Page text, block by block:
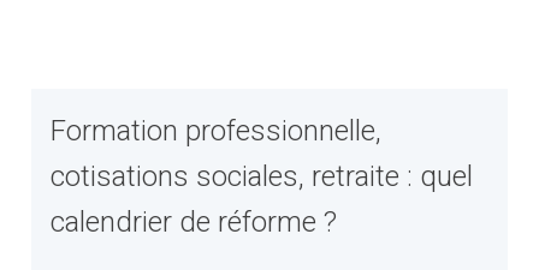
Formation professionnelle,
cotisations sociales, retraite : quel
calendrier de réforme ?